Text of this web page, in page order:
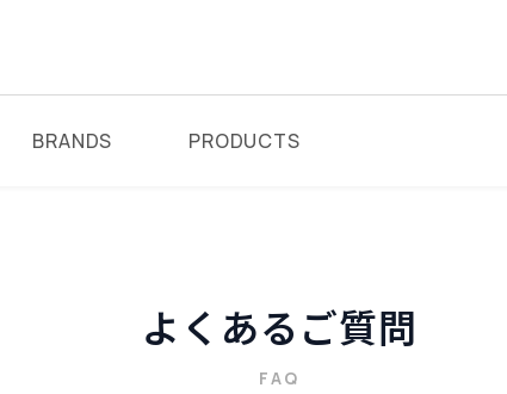
BRANDS PRODUCTS
よくあるご質問
FAQ